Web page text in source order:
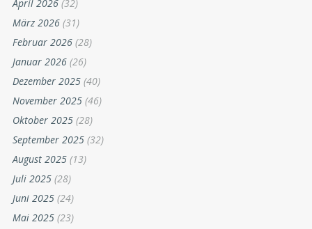
April 2026 (32)
März 2026 (31)
Februar 2026 (28)
Januar 2026 (26)
Dezember 2025 (40)
November 2025 (46)
Oktober 2025 (28)
September 2025 (32)
August 2025 (13)
Juli 2025 (28)
Juni 2025 (24)
Mai 2025 (23)